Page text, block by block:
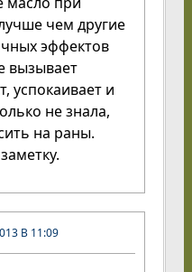
чем другие
эффектов
вызывает
успокаивает и
не знала,
на раны.
В 11:09